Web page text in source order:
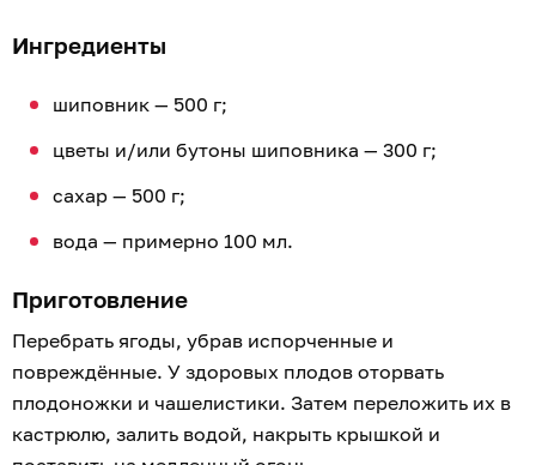
Ингредиенты
шиповник — 500 г;
цветы и/или бутоны шиповника — 300 г;
сахар — 500 г;
вода — примерно 100 мл.
Приготовление
Перебрать ягоды, убрав испорченные и
повреждённые. У здоровых плодов оторвать
плодоножки и чашелистики. Затем переложить их в
кастрюлю, залить водой, накрыть крышкой и